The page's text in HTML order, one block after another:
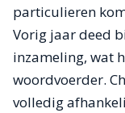
particulieren
Vorig jaar deed
inzameling, wat
woordvoerder.
volledig